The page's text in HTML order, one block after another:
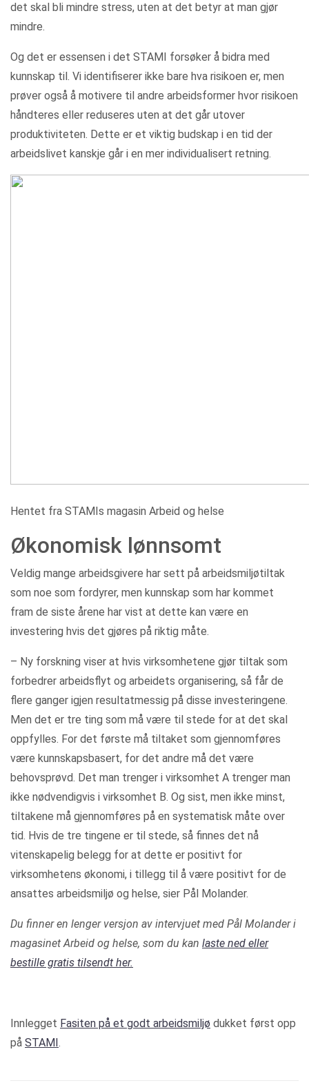
det skal bli mindre stress, uten at det betyr at man gjør
mindre.
Og det er essensen i det STAMI forsøker å bidra med
kunnskap til. Vi identifiserer ikke bare hva risikoen er, men
prøver også å motivere til andre arbeidsformer hvor risikoen
håndteres eller reduseres uten at det går utover
produktiviteten. Dette er et viktig budskap i en tid der
arbeidslivet kanskje går i en mer individualisert retning.
Hentet fra STAMIs magasin Arbeid og helse
Økonomisk lønnsomt
Veldig mange arbeidsgivere har sett på arbeidsmiljøtiltak
som noe som fordyrer, men kunnskap som har kommet
fram de siste årene har vist at dette kan være en
investering hvis det gjøres på riktig måte.
– Ny forskning viser at hvis virksomhetene gjør tiltak som
forbedrer arbeidsflyt og arbeidets organisering, så får de
flere ganger igjen resultatmessig på disse investeringene.
Men det er tre ting som må være til stede for at det skal
oppfylles. For det første må tiltaket som gjennomføres
være kunnskapsbasert, for det andre må det være
behovsprøvd. Det man trenger i virksomhet A trenger man
ikke nødvendigvis i virksomhet B. Og sist, men ikke minst,
tiltakene må gjennomføres på en systematisk måte over
tid. Hvis de tre tingene er til stede, så finnes det nå
vitenskapelig belegg for at dette er positivt for
virksomhetens økonomi, i tillegg til å være positivt for de
ansattes arbeidsmiljø og helse, sier Pål Molander.
Du finner en lenger versjon av intervjuet med Pål Molander i
magasinet Arbeid og helse, som du kan laste ned eller
bestille gratis tilsendt her.
Innlegget Fasiten på et godt arbeidsmiljø dukket først opp
på STAMI.